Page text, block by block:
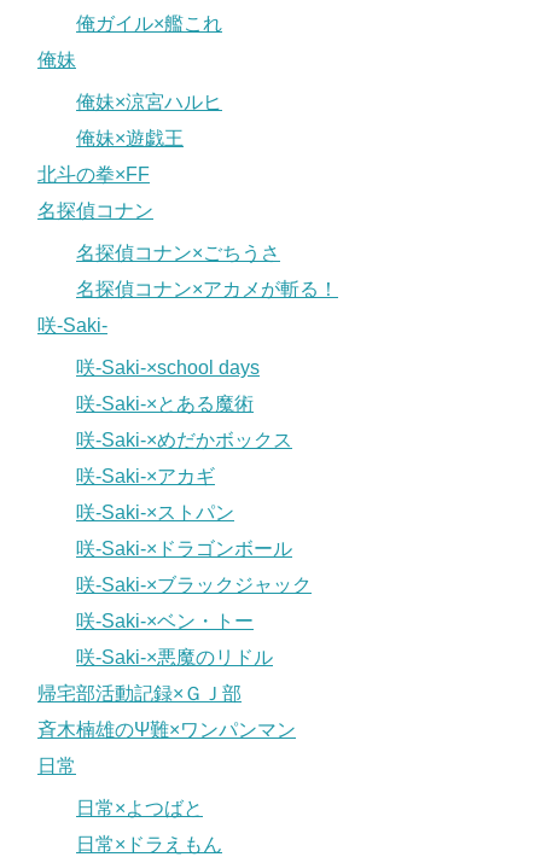
俺ガイル×艦これ
俺妹
俺妹×涼宮ハルヒ
俺妹×遊戯王
北斗の拳×FF
名探偵コナン
名探偵コナン×ごちうさ
名探偵コナン×アカメが斬る！
咲-Saki-
咲-Saki-×school days
咲-Saki-×とある魔術
咲-Saki-×めだかボックス
咲-Saki-×アカギ
咲-Saki-×ストパン
咲-Saki-×ドラゴンボール
咲-Saki-×ブラックジャック
咲-Saki-×ベン・トー
咲-Saki-×悪魔のリドル
帰宅部活動記録×ＧＪ部
斉木楠雄のΨ難×ワンパンマン
日常
日常×よつばと
日常×ドラえもん